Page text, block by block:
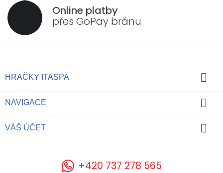
Online platby
přes GoPay bránu
HRAČKY ITASPA 
NAVIGACE 
VÁŠ ÚČET 
+420 737 278 565